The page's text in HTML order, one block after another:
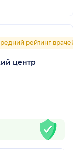
рейтинг врачей
центр